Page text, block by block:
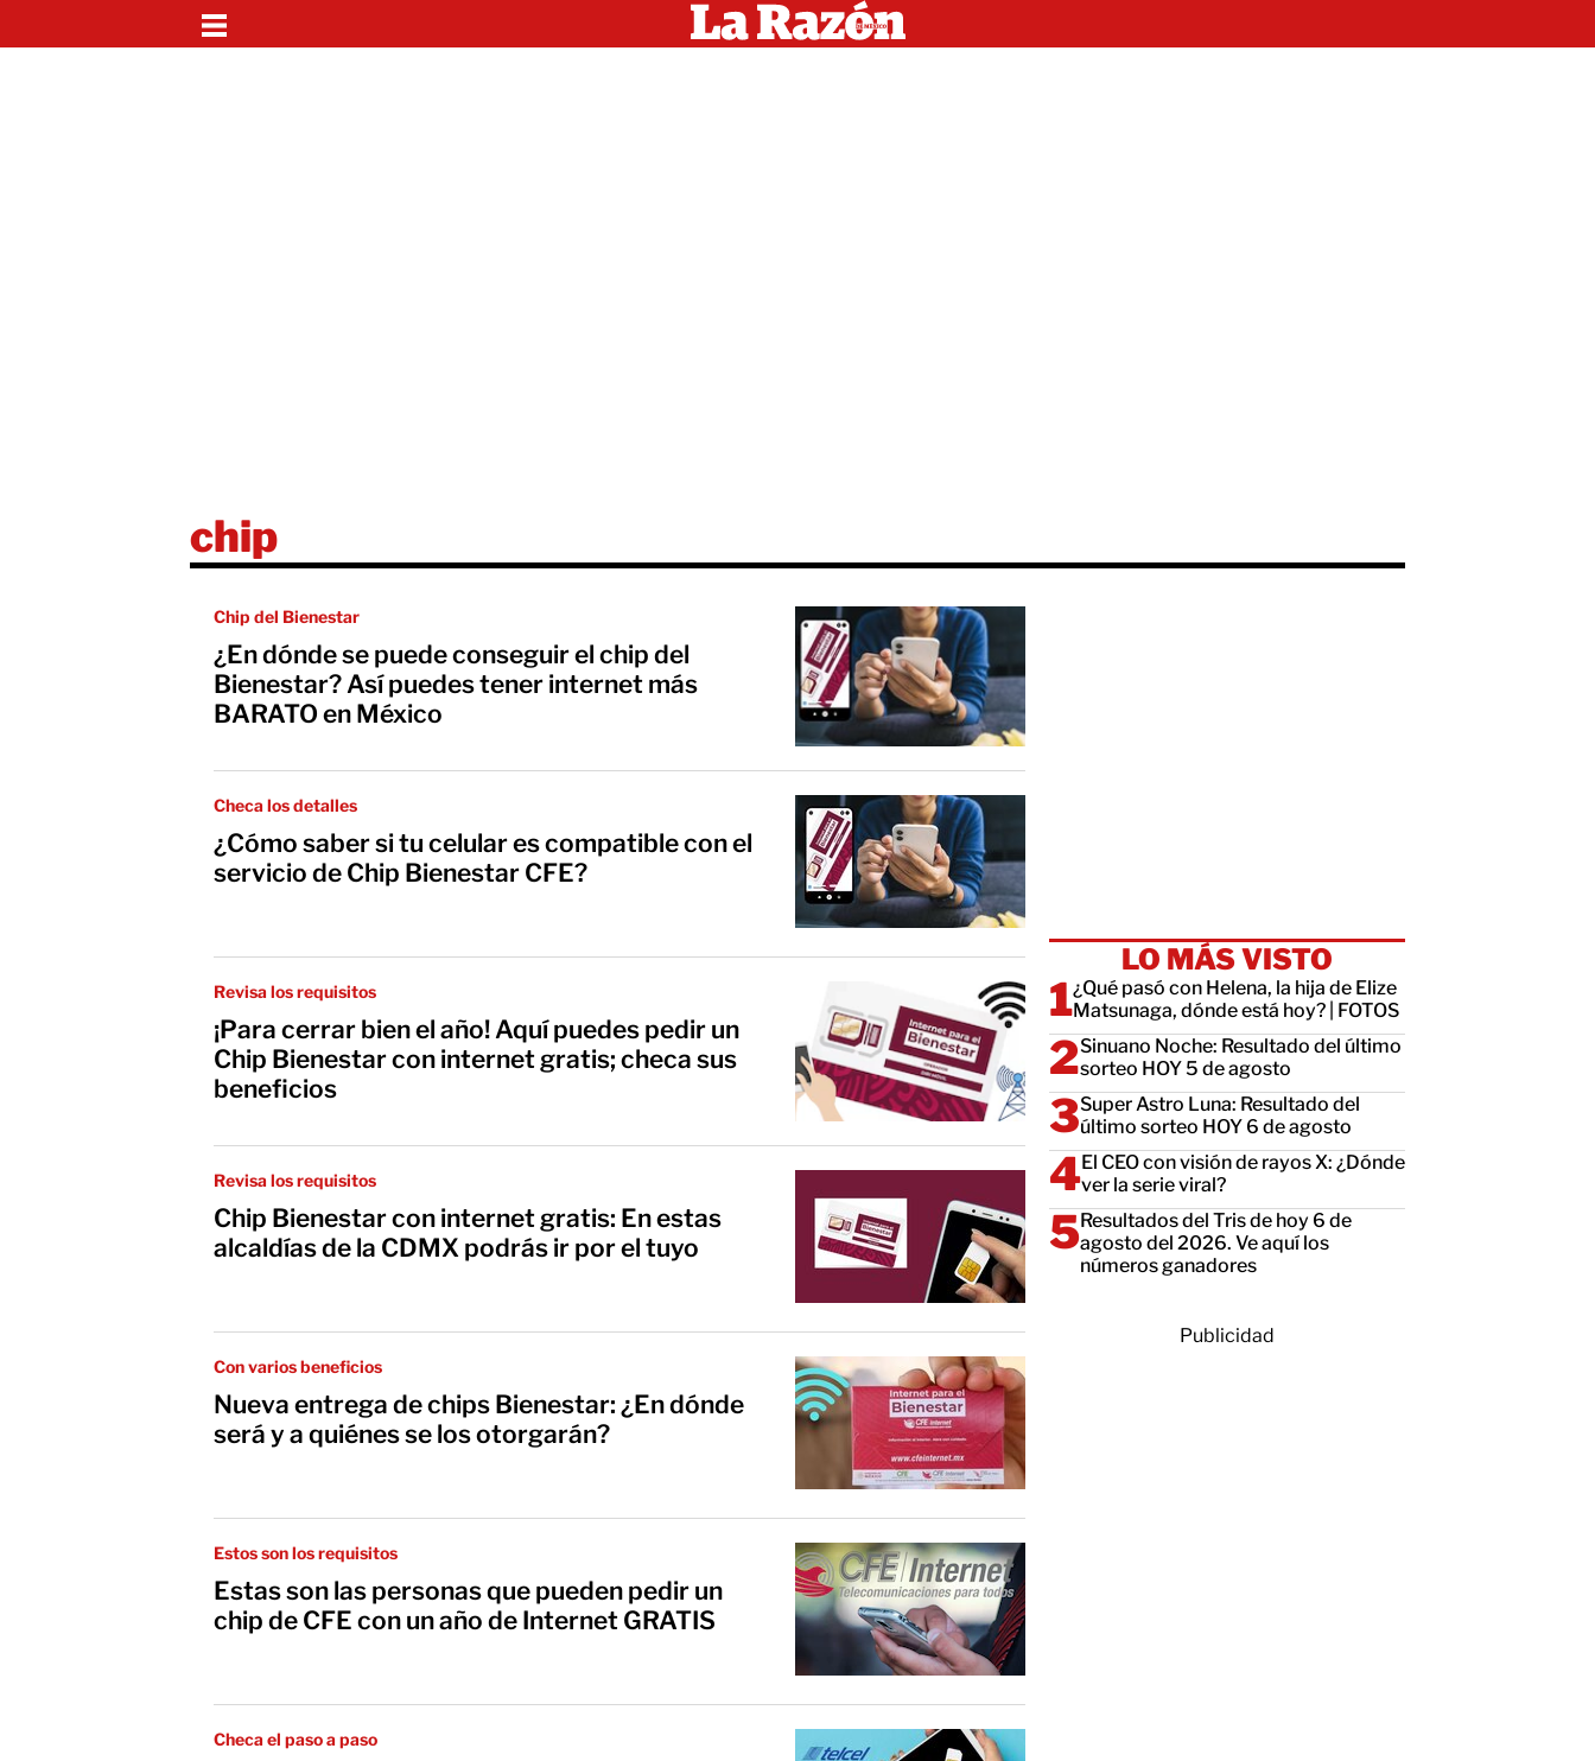
chip
Chip del Bienestar
¿En dónde se puede conseguir el chip del
Bienestar? Así puedes tener internet más
BARATO en México
Checa los detalles
¿Cómo saber si tu celular es compatible con el
servicio de Chip Bienestar CFE?
Revisa los requisitos
¡Para cerrar bien el año! Aquí puedes pedir un
Chip Bienestar con internet gratis; checa sus
beneficios
Revisa los requisitos
Chip Bienestar con internet gratis: En estas
alcaldías de la CDMX podrás ir por el tuyo
Con varios beneficios
Nueva entrega de chips Bienestar: ¿En dónde
será y a quiénes se los otorgarán?
Estos son los requisitos
Estas son las personas que pueden pedir un
chip de CFE con un año de Internet GRATIS
Checa el paso a paso
LO MÁS VISTO
¿Qué pasó con Helena, la hija de Elize
Matsunaga, dónde está hoy? | FOTOS
Sinuano Noche: Resultado del último
sorteo HOY 5 de agosto
Super Astro Luna: Resultado del
último sorteo HOY 6 de agosto
El CEO con visión de rayos X: ¿Dónde
ver la serie viral?
Resultados del Tris de hoy 6 de
agosto del 2026. Ve aquí los
números ganadores
Publicidad